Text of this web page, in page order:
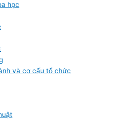
học
và cơ cấu tổ chức